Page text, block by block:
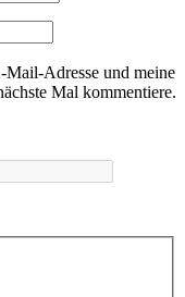
Mail-Adresse und meine
Mal kommentiere.